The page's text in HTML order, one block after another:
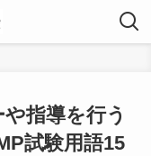
指導を行う
試験用語15